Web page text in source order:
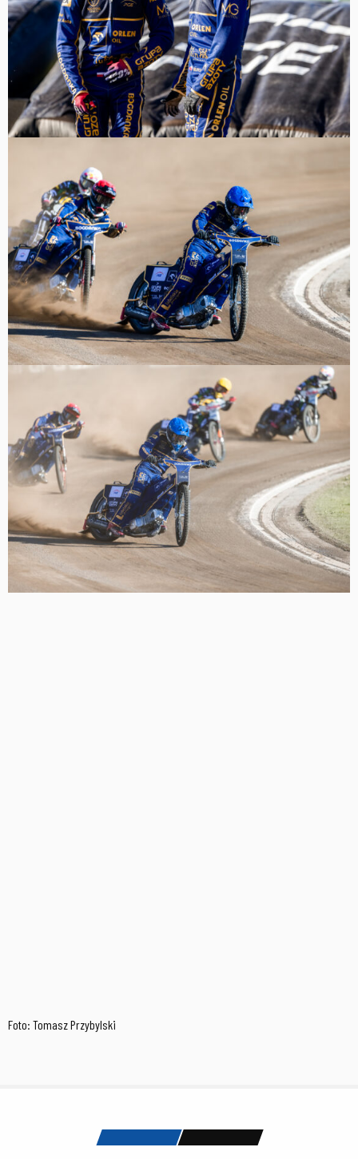
Foto: Tomasz Przybylski